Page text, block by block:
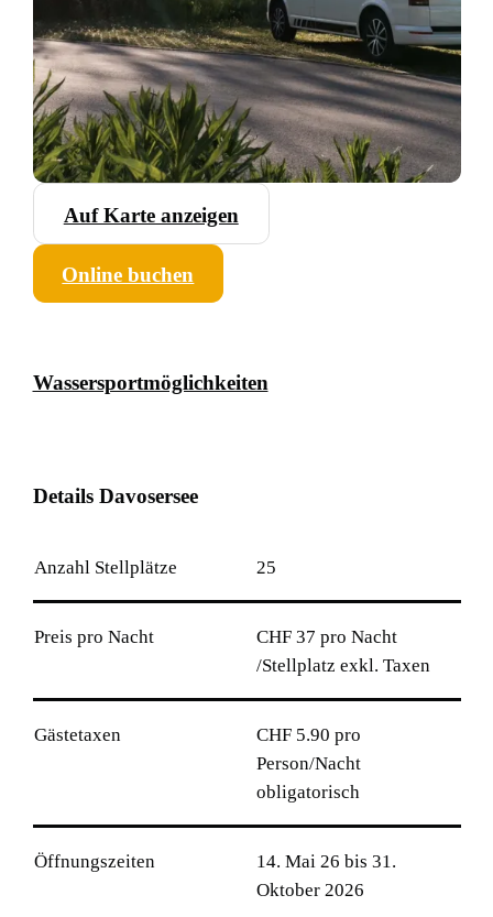
Auf Karte anzeigen
Online buchen
Wassersportmöglichkeiten
Details Davosersee
Anzahl Stellplätze 25
Preis pro Nacht
CHF 37 pro Nacht
/Stellplatz exkl. Taxen
Gästetaxen
CHF 5.90 pro
Person/Nacht
obligatorisch
Öffnungszeiten
14. Mai 26 bis 31.
Oktober 2026